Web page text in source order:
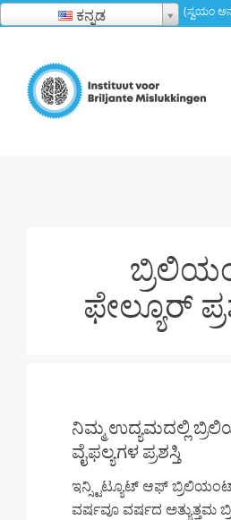
ವಿಷಯಕ್ಕೆ
ಕನ್ನಡ (ಸ್ವಯಂ
ಫೇಲ್ಯೂರ್
ನಿಮ್ಮ ಉದ್ಯಮದಲ್ಲಿ
ವೈಫಲ್ಯಗಳ ಪ್ರಶಸ್ತಿ
ಇನ್ಸ್ಟಿಟ್ಯೂಟ್ ಆಫ್ ಬ್ರಿಲಿಯಂಟ್
ವರ್ಷವೂ ವರ್ಷದ ಅತ್ಯುತ್ತಮ